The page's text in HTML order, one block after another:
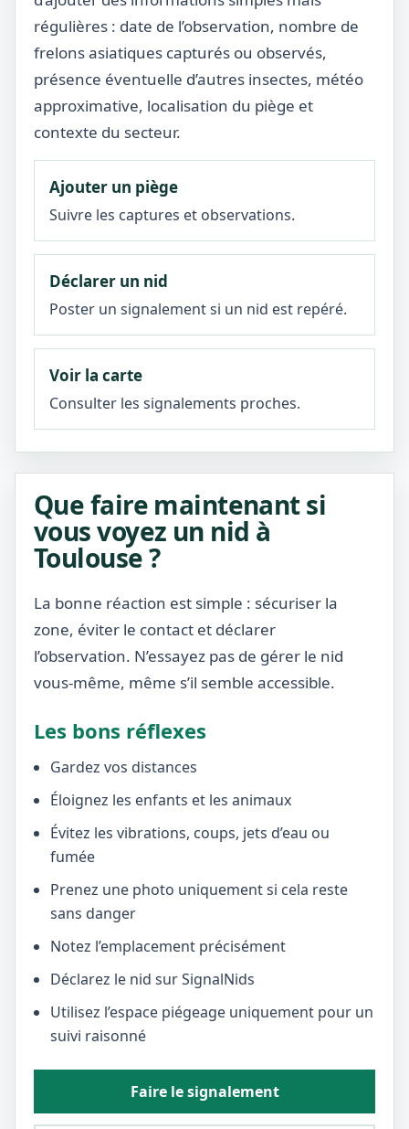
régulières : date de l’observation, nombre de
frelons asiatiques capturés ou observés,
présence éventuelle d’autres insectes, météo
approximative, localisation du piège et
contexte du secteur.
Ajouter un piège
Suivre les captures et observations.
Déclarer un nid
Poster un signalement si un nid est repéré.
Voir la carte
Consulter les signalements proches.
Que faire maintenant si
vous voyez un nid à
Toulouse ?
La bonne réaction est simple : sécuriser la
zone, éviter le contact et déclarer
l’observation. N’essayez pas de gérer le nid
vous-même, même s’il semble accessible.
Les bons réflexes
Gardez vos distances
Éloignez les enfants et les animaux
Évitez les vibrations, coups, jets d’eau ou
fumée
Prenez une photo uniquement si cela reste
sans danger
Notez l’emplacement précisément
Déclarez le nid sur SignalNids
Utilisez l’espace piégeage uniquement pour un
suivi raisonné
Faire le signalement